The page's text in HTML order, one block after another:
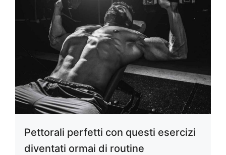
Pettorali perfetti con questi esercizi
diventati ormai di routine